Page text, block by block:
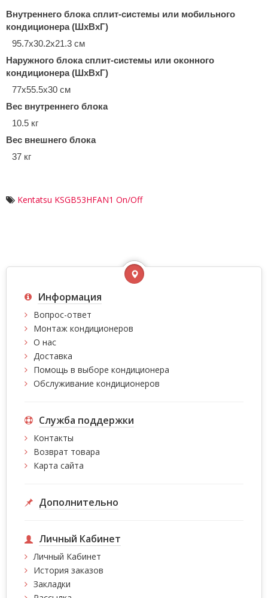
Внутреннего блока сплит-системы или мобильного
кондиционера (ШxВxГ)
95.7x30.2x21.3 см
Наружного блока сплит-системы или оконного
кондиционера (ШxВxГ)
77x55.5x30 см
Вес внутреннего блока
10.5 кг
Вес внешнего блока
37 кг
Kentatsu KSGB53HFAN1 Оn/Off
Информация
Вопрос-ответ
Монтаж кондиционеров
О нас
Доставка
Помощь в выборе кондиционера
Обслуживание кондиционеров
Служба поддержки
Контакты
Возврат товара
Карта сайта
Дополнительно
Личный Кабинет
Личный Кабинет
История заказов
Закладки